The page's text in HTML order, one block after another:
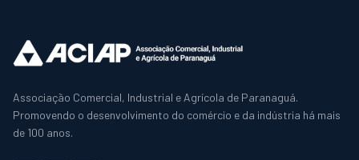
Associação Comercial, Industrial e Agrícola de Paranaguá.
Promovendo o desenvolvimento do comércio e da indústria há mais
de 100 anos.